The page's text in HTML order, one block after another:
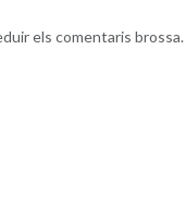
els comentaris brossa.